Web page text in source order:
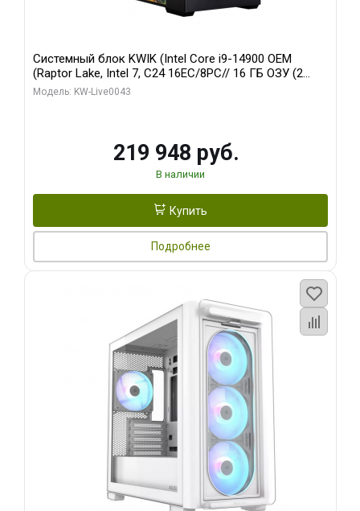
Системный блок KWIK (Intel Core i9-14900 OEM
(Raptor Lake, Intel 7, C24 16EC/8PC// 16 ГБ ОЗУ (2
модуля)/ Palit RTX5070Ti GAMINGPRO-S OC 16GB
Модель: KW-Live0043
219 948 руб.
В наличии
Купить
Подробнее